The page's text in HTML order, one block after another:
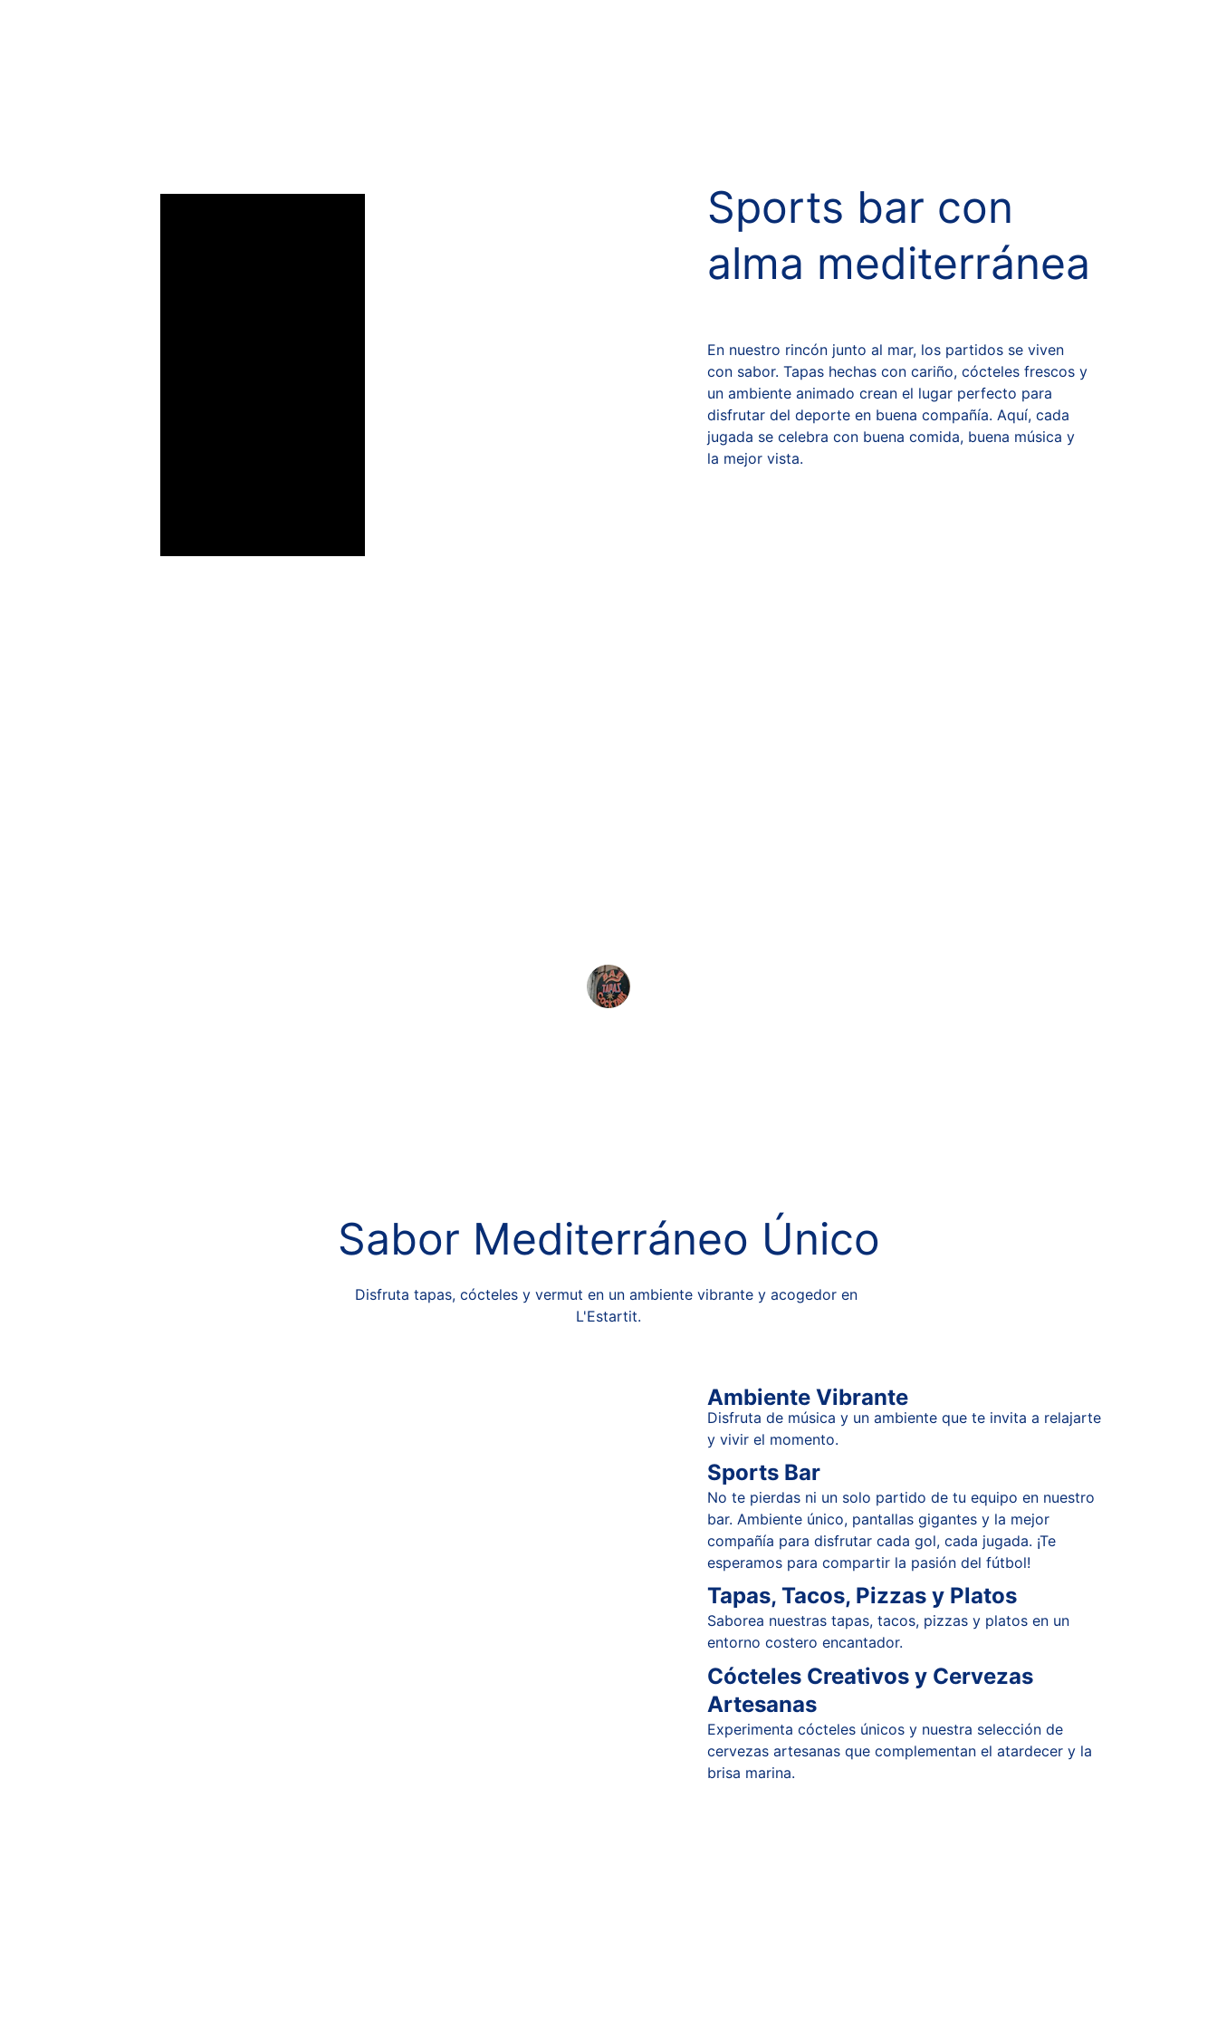
Sports bar con
alma mediterránea
En nuestro rincón junto al mar, los partidos se viven
con sabor. Tapas hechas con cariño, cócteles frescos y
un ambiente animado crean el lugar perfecto para
disfrutar del deporte en buena compañía. Aquí, cada
jugada se celebra con buena comida, buena música y
la mejor vista.
Sabor Mediterráneo Único
Disfruta tapas, cócteles y vermut en un ambiente vibrante y acogedor en
L'Estartit.
Tapas, Tacos, Pizzas y Platos
Saborea nuestras tapas, tacos, pizzas y platos en un
entorno costero encantador.
Cócteles Creativos y Cervezas
Artesanas
Experimenta cócteles únicos y nuestra selección de
cervezas artesanas que complementan el atardecer y la
brisa marina.
Ambiente Vibrante
Disfruta de música y un ambiente que te invita a relajarte
y vivir el momento.
Sports Bar
No te pierdas ni un solo partido de tu equipo en nuestro
bar. Ambiente único, pantallas gigantes y la mejor
compañía para disfrutar cada gol, cada jugada. ¡Te
esperamos para compartir la pasión del fútbol!